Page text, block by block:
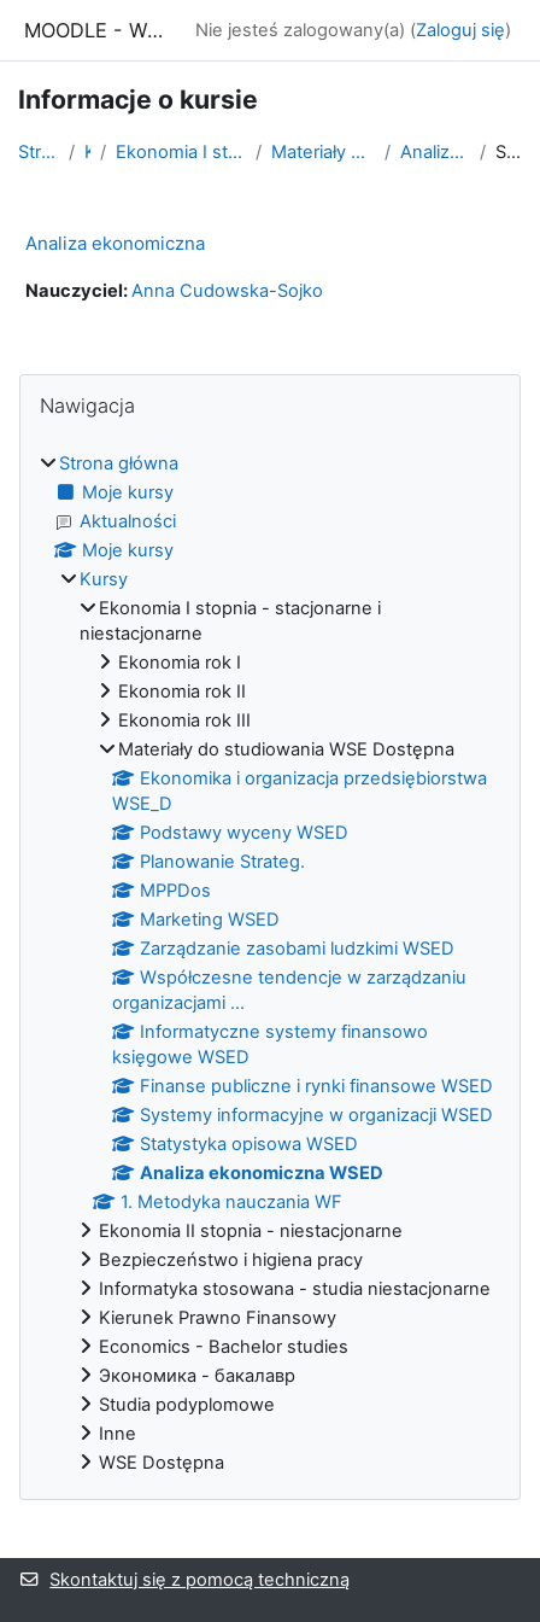
MOODLE - WSE Białystok Nie jesteś zalogowany(a) (Zaloguj się)
Informacje o kursie
Strona główna Kursy Ekonomia I stopnia - stacjonarne i niestacjonarne Materiały do studiowania WSE Dostępna Analiza ekonomiczna WSED Streszczenie
Analiza ekonomiczna
Nauczyciel:Anna Cudowska-Sojko
Bloki
Nawigacja
Strona główna
Moje kursy
Aktualności
Moje kursy
Kursy
Ekonomia I stopnia - stacjonarne i
niestacjonarne
Ekonomia rok I
Ekonomia rok II
Ekonomia rok III
Materiały do studiowania WSE Dostępna
Ekonomika i organizacja przedsiębiorstwa
WSE_D
Podstawy wyceny WSED
Planowanie Strateg.
MPPDos
Marketing WSED
Zarządzanie zasobami ludzkimi WSED
Współczesne tendencje w zarządzaniu
organizacjami ...
Informatyczne systemy finansowo
księgowe WSED
Finanse publiczne i rynki finansowe WSED
Systemy informacyjne w organizacji WSED
Statystyka opisowa WSED
Analiza ekonomiczna WSED
1. Metodyka nauczania WF
Ekonomia II stopnia - niestacjonarne
Bezpieczeństwo i higiena pracy
Informatyka stosowana - studia niestacjonarne
Kierunek Prawno Finansowy
Economics - Bachelor studies
Экономика - бакалавр
Studia podyplomowe
Inne
WSE Dostępna
Bloki uzupełniające
Skontaktuj się z pomocą techniczną